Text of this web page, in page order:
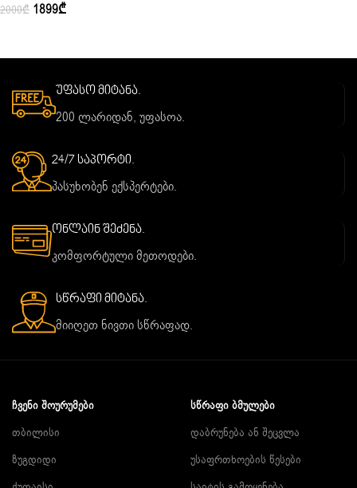
2000₾ 1899₾
უფასო მიტანა.
200 ლარიდან, უფასოა.
24/7 საპორტი.
პასუხობენ ექსპერტები.
ონლაინ შეძენა.
კომფორტული მეთოდები.
სწრაფი მიტანა.
მიიღეთ ნივთი სწრაფად.
ᲩᲕᲔᲜᲘ ᲨᲝᲣᲠᲣᲛᲔᲑᲘ
თბილისი
ზუგდიდი
ᲡᲬᲠᲐᲤᲘ ᲑᲛᲣᲚᲔᲑᲘ
დაბრუნება ან შეცვლა
უსაფრთხოების წესები